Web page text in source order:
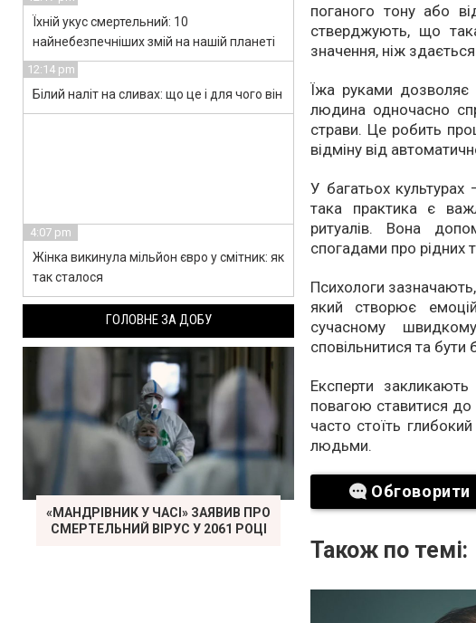
поганого тону або
стверджують, що
значення, ніж
Їжа руками дозволяє
людина одночасно
страви. Це робить
відміну від
У багатьох культурах
така практика є
ритуалів. Вона
спогадами про рідних
Психологи
який створює
сучасному
сповільнитися та бути
Експерти
повагою ставитися до
часто стоїть
людьми.
Обговорити
Також по темі:
Їхній укус смертельний: 10
найнебезпечніших змій на нашій планеті
12:14 pm
Білий наліт на сливах: що це і для чого він
4:07 pm
Жінка викинула мільйон євро у смітник: як
так сталося
ГОЛОВНЕ ЗА ДОБУ
«МАНДРІВНИК У ЧАСІ» ЗАЯВИВ ПРО
СМЕРТЕЛЬНИЙ ВІРУС У 2061 РОЦІ